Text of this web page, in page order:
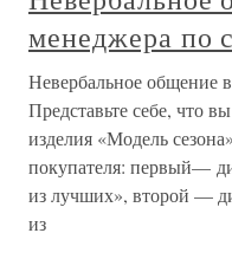
менеджера по
Невербальное общение
Представьте себе, что
изделия «Модель
покупателя: первый—
из лучших», второй —
из